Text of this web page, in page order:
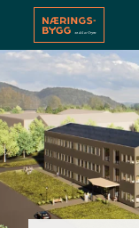
content
Aktuelt